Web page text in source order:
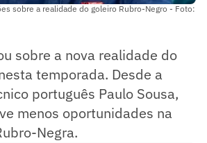
sobre a realidade do goleiro Rubro-Negro - Foto:
sobre a nova realidade do
temporada. Desde a
português Paulo Sousa,
menos oportunidades na
Negra.